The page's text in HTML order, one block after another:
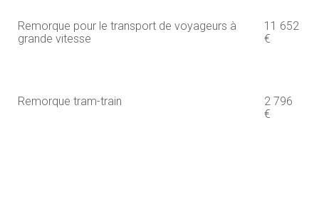
Remorque pour le transport de voyageurs à
grande vitesse
11 652
€
Remorque tram-train
2 796
€